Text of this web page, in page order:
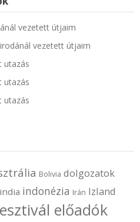
vezetett útjaim
vezetett útjaim
utazás
utazás
utazás
Bolivia dolgozatok
india indonézia Irán Izland
előadók